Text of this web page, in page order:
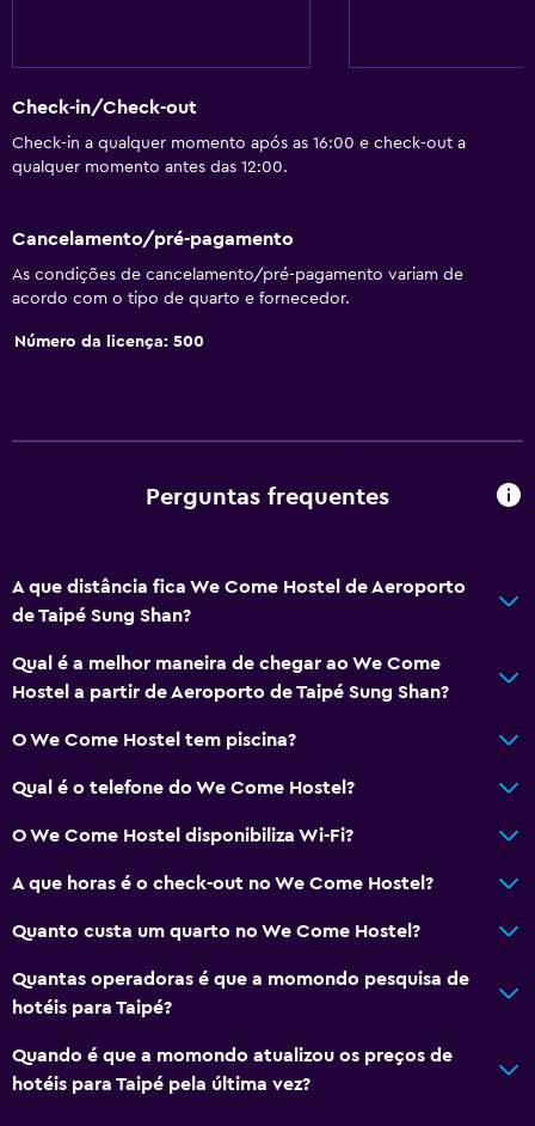
Check-in/Check-out
Check-in a qualquer momento após as 16:00 e check-out a
qualquer momento antes das 12:00.
Cancelamento/pré-pagamento
As condições de cancelamento/pré-pagamento variam de
acordo com o tipo de quarto e fornecedor.
Número da licença: 500
Perguntas frequentes
A que distância fica We Come Hostel de Aeroporto
de Taipé Sung Shan?
Qual é a melhor maneira de chegar ao We Come
Hostel a partir de Aeroporto de Taipé Sung Shan?
O We Come Hostel tem piscina?
Qual é o telefone do We Come Hostel?
O We Come Hostel disponibiliza Wi-Fi?
A que horas é o check-out no We Come Hostel?
Quanto custa um quarto no We Come Hostel?
Quantas operadoras é que a momondo pesquisa de
hotéis para Taipé?
Quando é que a momondo atualizou os preços de
hotéis para Taipé pela última vez?